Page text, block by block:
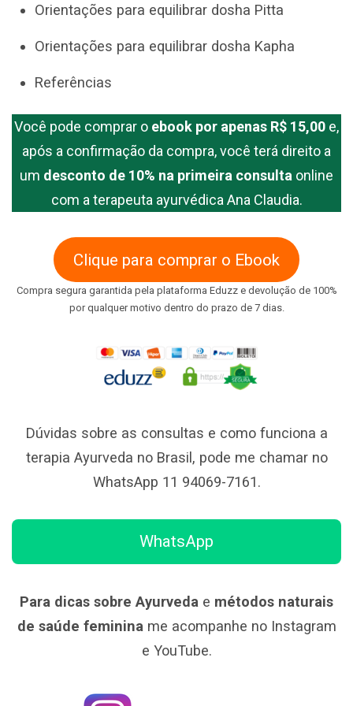
Orientações para equilibrar dosha Pitta
Orientações para equilibrar dosha Kapha
Referências
Você pode comprar o ebook por apenas R$ 15,00 e,
após a confirmação da compra, você terá direito a
um desconto de 10% na primeira consulta online
com a terapeuta ayurvédica Ana Claudia.
Clique para comprar o Ebook
Compra segura garantida pela plataforma Eduzz e devolução de 100%
por qualquer motivo dentro do prazo de 7 dias.
Dúvidas sobre as consultas e como funciona a
terapia Ayurveda no Brasil, pode me chamar no
WhatsApp 11 94069-7161.
WhatsApp
Para dicas sobre Ayurveda e métodos naturais
de saúde feminina me acompanhe no Instagram
e YouTube.